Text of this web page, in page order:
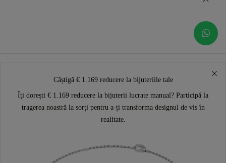
Câștigă € 1.169 reducere la bijuteriile tale
Îți dorești € 1.169 reducere la bijuterii lucrate manual? Participă la
tragerea noastră la sorți pentru a-ți transforma designul de vis în
realitate.